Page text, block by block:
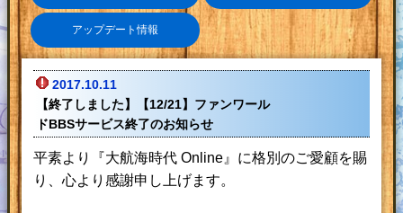
アップデート情報
2017.10.11
【終了しました】【12/21】ファンワール
ドBBSサービス終了のお知らせ
平素より『大航海時代 Online』に格別のご愛顧を賜
り、心より感謝申し上げます。